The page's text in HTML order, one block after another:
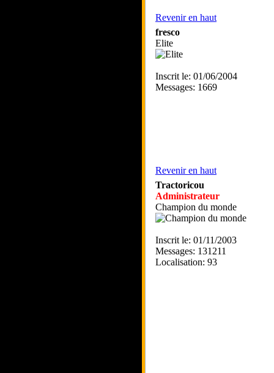
Revenir en haut
fresco
Elite
Inscrit le: 01/06/2004
Messages: 1669
Revenir en haut
Tractoricou
Administrateur
Champion du monde
Inscrit le: 01/11/2003
Messages: 131211
Localisation: 93